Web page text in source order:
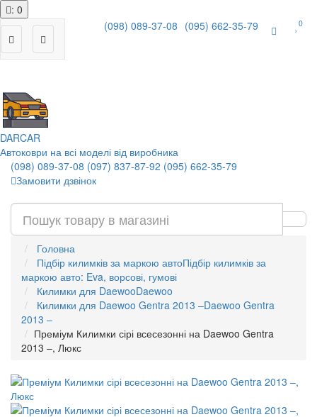
: 0
(098) 089-37-08 (095) 662-35-79 0
DARCAR
Автоковри на всі моделі від виробника
(098) 089-37-08 (097) 837-87-92 (095) 662-35-79
Замовити дзвінок
Головна
Підбір килимків за маркою автоПідбір килимків за
маркою авто: Eva, ворсові, гумові
Килимки для DaewooDaewoo
Килимки для Daewoo Gentra 2013 –Daewoo Gentra
2013 –
Преміум Килимки сірі всесезонні на Daewoo Gentra
2013 –, Люкс